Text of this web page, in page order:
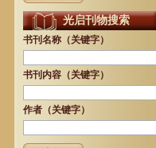
光启刊物搜索
书刊名称（关键字）
书刊内容（关键字）
作者（关键字）